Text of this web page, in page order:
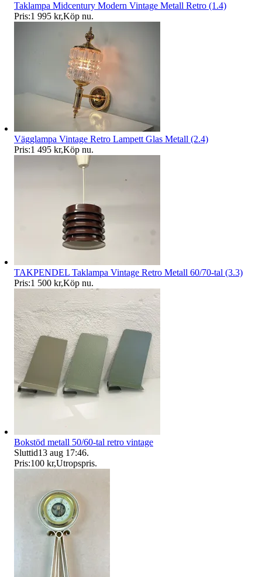
Taklampa Midcentury Modern Vintage Metall Retro (1.4)
Pris:1 995 kr,Köp nu.
Vägglampa Vintage Retro Lampett Glas Metall (2.4)
Pris:1 495 kr,Köp nu.
TAKPENDEL Taklampa Vintage Retro Metall 60/70-tal (3.3)
Pris:1 500 kr,Köp nu.
Bokstöd metall 50/60-tal retro vintage
Sluttid13 aug 17:46.
Pris:100 kr,Utropspris.